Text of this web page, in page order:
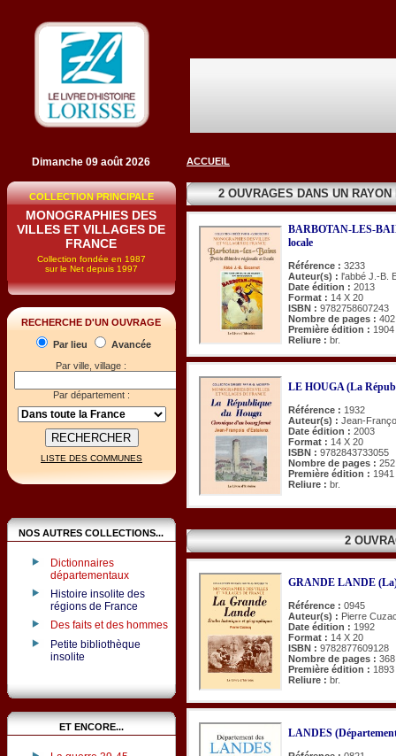
Dimanche 09 août 2026
COLLECTION PRINCIPALE
MONOGRAPHIES DES
VILLES ET VILLAGES DE
FRANCE
Collection fondée en 1987
sur le Net depuis 1997
RECHERCHE D'UN OUVRAGE
Par lieu
Avancée
Par ville, village :
Par département :
LISTE DES COMMUNES
NOS AUTRES COLLECTIONS...
Dictionnaires
départementaux
Histoire insolite des
régions de France
Des faits et des hommes
Petite bibliothèque
insolite
ET ENCORE...
ACCUEIL
2 OUVRAGES DANS UN
BARBOTAN-LES-
locale
Référence : 3233
Auteur(s) : l'abbé J.-B.
Date édition : 2013
Format : 14 X 20
ISBN : 9782758607243
Nombre de pages : 402
Première édition : 1904
Reliure : br.
LE HOUGA (La
Référence : 1932
Auteur(s) : Jean-
Date édition : 2003
Format : 14 X 20
ISBN : 9782843733055
Nombre de pages : 252
Première édition : 1941
Reliure : br.
2
GRANDE LANDE
Référence : 0945
Auteur(s) : Pierre
Date édition : 1992
Format : 14 X 20
ISBN : 9782877609128
Nombre de pages : 368
Première édition : 1893
Reliure : br.
LANDES